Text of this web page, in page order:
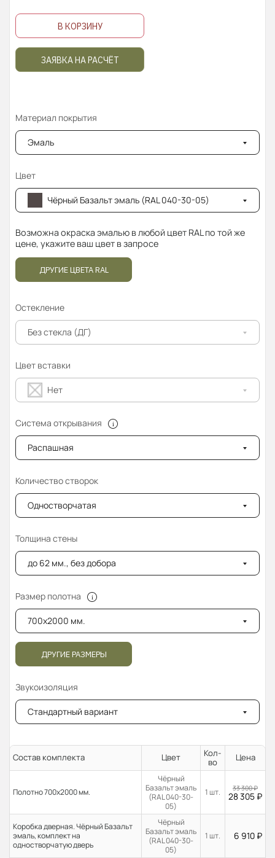
В КОРЗИНУ
ЗАЯВКА НА РАСЧЁТ
Материал покрытия
Эмаль
Цвет
Чёрный Базальт эмаль (RAL 040-30-05)
Возможна окраска эмалью в любой цвет RAL по той же
цене, укажите ваш цвет в запросе
ДРУГИЕ ЦВЕТА RAL
Остекление
Без стекла (ДГ)
Цвет вставки
Нет
Система открывания
Распашная
Количество створок
Одностворчатая
Толщина стены
до 62 мм., без добора
Размер полотна
700x2000 мм.
ДРУГИЕ РАЗМЕРЫ
Звукоизоляция
Стандартный вариант
Состав комплекта Цвет
Кол-
во
Цена
Полотно 700x2000 мм.
Чёрный
Базальт эмаль
(RAL 040-30-
05)
1 шт. 33 300₽
28 305 ₽
Коробка дверная. Чёрный Базальт
эмаль, комплект на
одностворчатую дверь
Чёрный
Базальт эмаль
(RAL 040-30-
05)
1 шт. 6 910 ₽